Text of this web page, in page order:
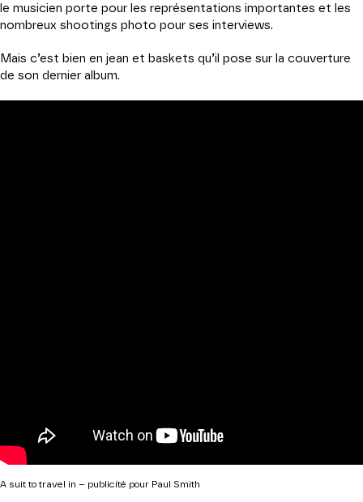
le musicien porte pour les représentations importantes et les
nombreux shootings photo pour ses interviews.
Mais c’est bien en jean et baskets qu’il pose sur la couverture
de son dernier album.
A suit to travel in – publicité pour Paul Smith